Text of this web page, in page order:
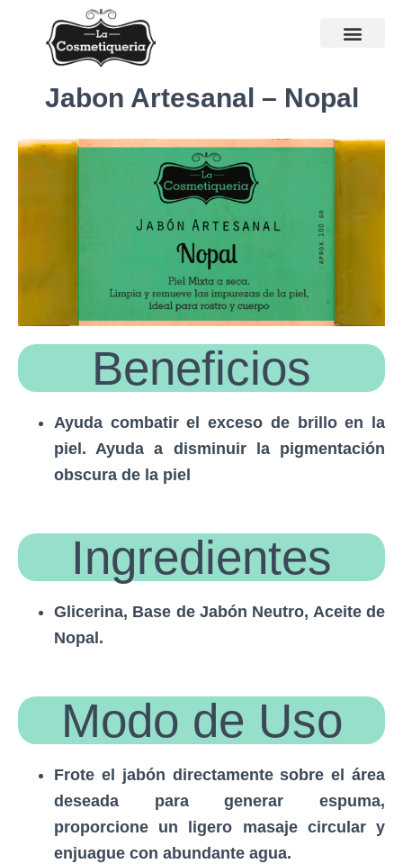
Jabon Artesanal – Nopal
Beneficios
Ayuda combatir el exceso de brillo en la
piel. Ayuda a disminuir la pigmentación
obscura de la piel
Ingredientes
Glicerina, Base de Jabón Neutro, Aceite de
Nopal.
Modo de Uso
Frote el jabón directamente sobre el área
deseada para generar espuma,
proporcione un ligero masaje circular y
enjuague con abundante agua.